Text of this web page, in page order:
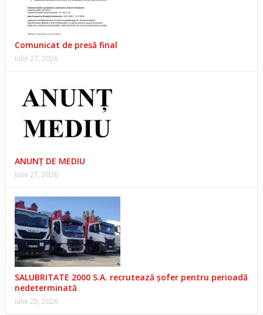
Comunicat de presă final
iulie 27, 2026
ANUNŢ DE MEDIU
iulie 27, 2026
SALUBRITATE 2000 S.A. recrutează șofer pentru perioadă
nedeterminată
iulie 25, 2026